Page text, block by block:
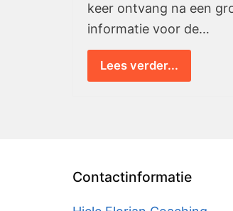
keer ontvang na een
informatie voor de…
Lees verder...
Contactinformatie